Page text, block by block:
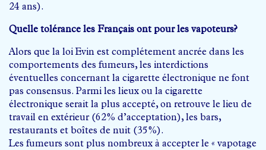
24 ans).
Quelle tolérance les Français ont pour les vapoteurs?
Alors que la loi Evin est complétement ancrée dans les
comportements des fumeurs, les interdictions
éventuelles concernant la cigarette électronique ne font
pas consensus. Parmi les lieux ou la cigarette
électronique serait la plus accepté, on retrouve le lieu de
travail en extérieur (62% d’acceptation), les bars,
restaurants et boîtes de nuit (35%).
Les fumeurs sont plus nombreux à accepter le « vapotage